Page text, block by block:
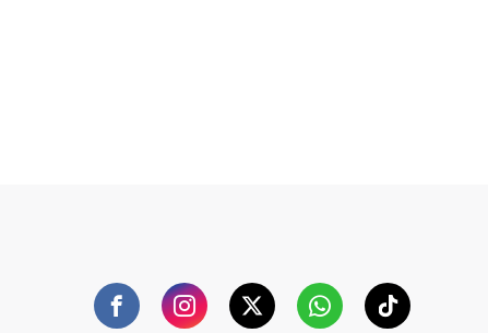
FacebookInstagramTwitterWhatsAppTikTok